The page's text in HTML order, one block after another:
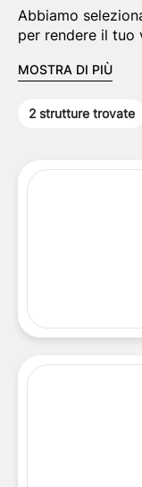
Abbiamo
per rendere il tuo
MOSTRA DI PIÙ
2 strutture trovate